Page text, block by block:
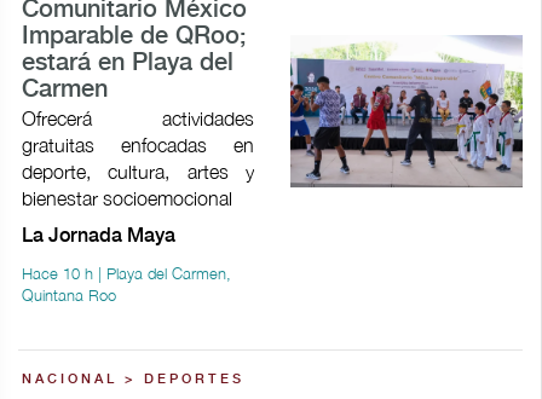
Comunitario México
Imparable de QRoo;
estará en Playa del
Carmen
Ofrecerá actividades
gratuitas enfocadas en
deporte, cultura, artes y
bienestar socioemocional
La Jornada Maya
Hace 10 h | Playa del Carmen,
Quintana Roo
NACIONAL > DEPORTES